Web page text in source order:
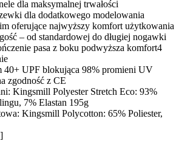
dla maksymalnej trwałości
dla dodatkowego modelowania
oferujące najwyższy komfort użytkowania
– od standardowej do długiej nogawki
pasa z boku podwyższa komfort4
40+ UPF blokująca 98% promieni UV
zgodność z CE
Kingsmill Polyester Stretch Eco: 93%
7% Elastan 195g
Kingsmill Polycotton: 65% Poliester,